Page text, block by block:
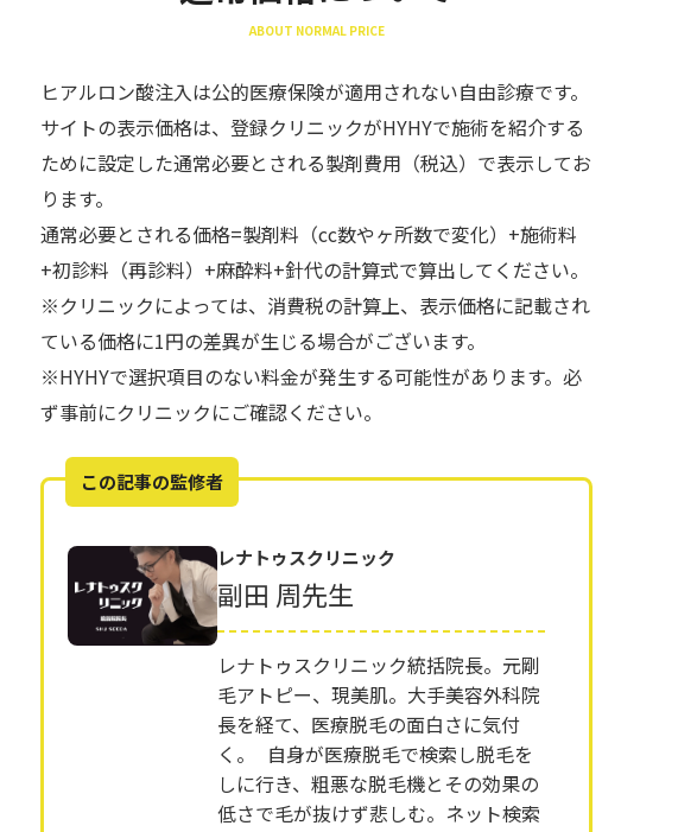
ABOUT NORMAL PRICE
ヒアルロン酸注入は公的医療保険が適用されない自由診療です。
サイトの表示価格は、登録クリニックがHYHYで施術を紹介する
ために設定した通常必要とされる製剤費用（税込）で表示してお
ります。
通常必要とされる価格=製剤料（cc数やヶ所数で変化）+施術料
+初診料（再診料）+麻酔料+針代の計算式で算出してください。
※クリニックによっては、消費税の計算上、表示価格に記載され
ている価格に1円の差異が生じる場合がございます。
※HYHYで選択項目のない料金が発生する可能性があります。必
ず事前にクリニックにご確認ください。
この記事の監修者
レナトゥスクリニック
副田 周先生
レナトゥスクリニック統括院長。元剛
毛アトピー、現美肌。大手美容外科院
長を経て、医療脱毛の面白さに気付
く。 自身が医療脱毛で検索し脱毛を
しに行き、粗悪な脱毛機とその効果の
低さで毛が抜けず悲しむ。ネット検索